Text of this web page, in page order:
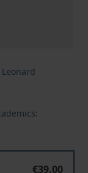
Leonard
€39.00